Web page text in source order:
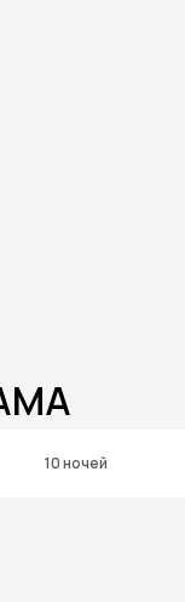
10 ночей